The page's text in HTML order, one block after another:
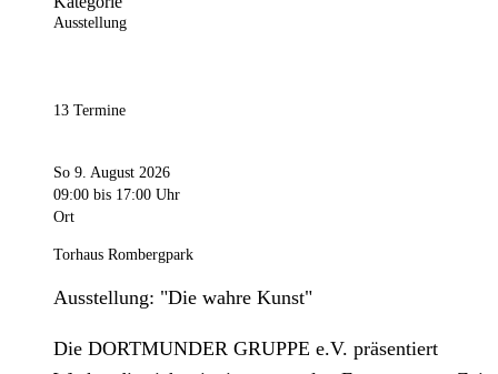
Ausstellung
13 Termine
So 9. August 2026
09:00 bis 17:00 Uhr
Ort
Torhaus Rombergpark
Ausstellung: "Die wahre Kunst"
Die DORTMUNDER GRUPPE e.V. präsentiert